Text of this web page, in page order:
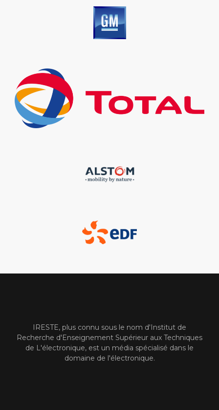
IRESTE, plus connu sous le nom d'Institut de
Recherche d'Enseignement Supérieur aux Techniques
de L'électronique, est un média spécialisé dans le
domaine de l'électronique.